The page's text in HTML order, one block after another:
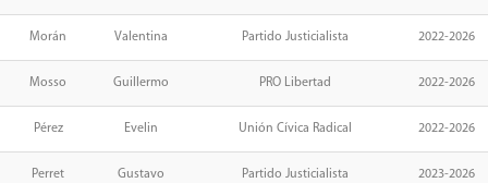
Morán Valentina Partido Justicialista 2022-2026
Mosso Guillermo PRO Libertad 2022-2026
Pérez Evelin Unión Cívica Radical 2022-2026
Perret Gustavo Partido Justicialista 2023-2026